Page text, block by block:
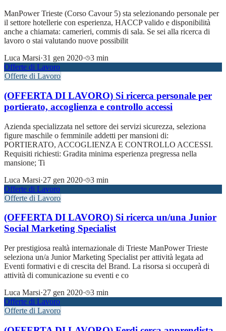
ManPower Trieste (Corso Cavour 5) sta selezionando personale per
il settore hotellerie con esperienza, HACCP valido e disponibilità
anche a chiamata: camerieri, commis di sala. Se sei alla ricerca di
lavoro o stai valutando nuove possibilit
Luca Marsi·31 gen 2020·
3 min
Offerte di Lavoro
Offerte di Lavoro
(OFFERTA DI LAVORO) Si ricerca personale per
portierato, accoglienza e controllo accessi
Azienda specializzata nel settore dei servizi sicurezza, seleziona
figure maschile o femminile addetti per mansioni di:
PORTIERATO, ACCOGLIENZA E CONTROLLO ACCESSI.
Requisiti richiesti: Gradita minima esperienza pregressa nella
mansione; Ti
Luca Marsi·27 gen 2020·
3 min
Offerte di Lavoro
Offerte di Lavoro
(OFFERTA DI LAVORO) Si ricerca un/una Junior
Social Marketing Specialist
Per prestigiosa realtà internazionale di Trieste ManPower Trieste
seleziona un/a Junior Marketing Specialist per attività legata ad
Eventi formativi e di crescita del Brand. La risorsa si occuperà di
attività di comunicazione su eventi e co
Luca Marsi·27 gen 2020·
3 min
Offerte di Lavoro
Offerte di Lavoro